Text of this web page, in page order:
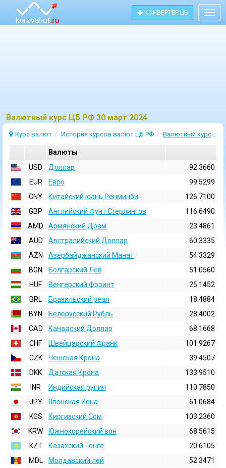
КОНВЕРТЕР ЦБ
Bалютный курс ЦБ РФ 30 март 2024
Курс валют История курсов валют ЦБ РФ Валютный курс 30 Март 2024
Валюты
USD
Доллар
92.3660
EUR
Евро
99.5299
CNY
Китайский юань Ренминби
126.7100
GBP
Английский Фунт Стерлингов
116.6490
AMD
Армянский Драм
23.4861
AUD
Австралийский Доллар
60.3335
AZN
Азербайджанский Манат
54.3329
BGN
Болгарский Лев
51.0560
HUF
Венгерский Форинт
25.1452
BRL
Бразильский реал
18.4884
BYN
Белорусский Рубль
28.4002
CAD
Канадский Доллар
68.1668
CHF
Швейцарский Франк
101.9267
CZK
Чешская Крона
39.4507
DKK
Датская Крона
133.9510
INR
Индийская pупия
110.7850
JPY
Японская Иена
61.0684
KGS
Киргизский Сом
103.2360
KRW
Южнокорейский вон
68.5615
KZT
Казахский Тенге
20.6105
MDL
Молдавский лей
52.3471